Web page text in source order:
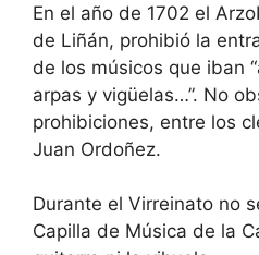
En el año de 1702 el
de Liñán, prohibió la
de los músicos que iban
arpas y vigüelas…”. No
prohibiciones, entre los
Juan Ordoñez.
Durante el Virreinato no
Capilla de Música de la